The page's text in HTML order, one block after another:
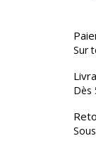
Sur
Dès